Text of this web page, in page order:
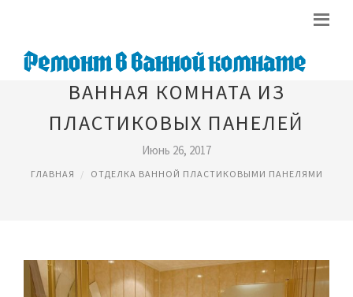
ВАННАЯ КОМНАТА ИЗ
ПЛАСТИКОВЫХ ПАНЕЛЕЙ
Июнь 26, 2017
ГЛАВНАЯ ОТДЕЛКА ВАННОЙ ПЛАСТИКОВЫМИ ПАНЕЛЯМИ